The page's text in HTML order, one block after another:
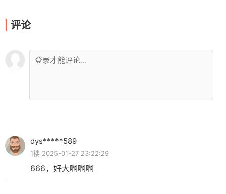
评论
dys*****589
1楼 2025-01-27 23:22:29
666，好大啊啊啊